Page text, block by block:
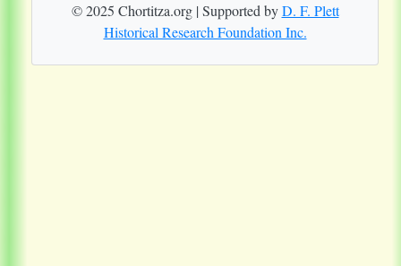
© 2025 Chortitza.org | Supported byD. F. Plett
Historical Research Foundation Inc.